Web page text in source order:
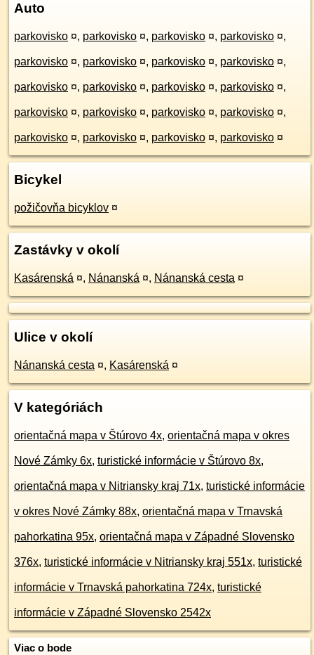
Auto
parkovisko ¤, parkovisko ¤, parkovisko ¤, parkovisko ¤,
parkovisko ¤, parkovisko ¤, parkovisko ¤, parkovisko ¤,
parkovisko ¤, parkovisko ¤, parkovisko ¤, parkovisko ¤,
parkovisko ¤, parkovisko ¤, parkovisko ¤, parkovisko ¤,
parkovisko ¤, parkovisko ¤, parkovisko ¤, parkovisko ¤
Bicykel
požičovňa bicyklov ¤
Zastávky v okolí
Kasárenská ¤, Nánanská ¤, Nánanská cesta ¤
Ulice v okolí
Nánanská cesta ¤, Kasárenská ¤
V kategóriách
orientačná mapa v Štúrovo 4x, orientačná mapa v okres
Nové Zámky 6x, turistické informácie v Štúrovo 8x,
orientačná mapa v Nitriansky kraj 71x, turistické informácie
v okres Nové Zámky 88x, orientačná mapa v Trnavská
pahorkatina 95x, orientačná mapa v Západné Slovensko
376x, turistické informácie v Nitriansky kraj 551x, turistické
informácie v Trnavská pahorkatina 724x, turistické
informácie v Západné Slovensko 2542x
Viac o bode